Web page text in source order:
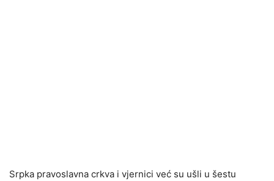
Srpka pravoslavna crkva i vjernici već su ušli u šestu